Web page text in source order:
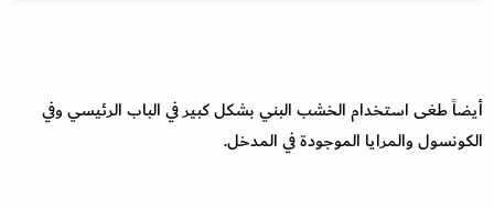
أيضاً طغى استخدام الخشب البني بشكل كبير في الباب الرئيسي وفي
الكونسول والمرايا الموجودة في المدخل.